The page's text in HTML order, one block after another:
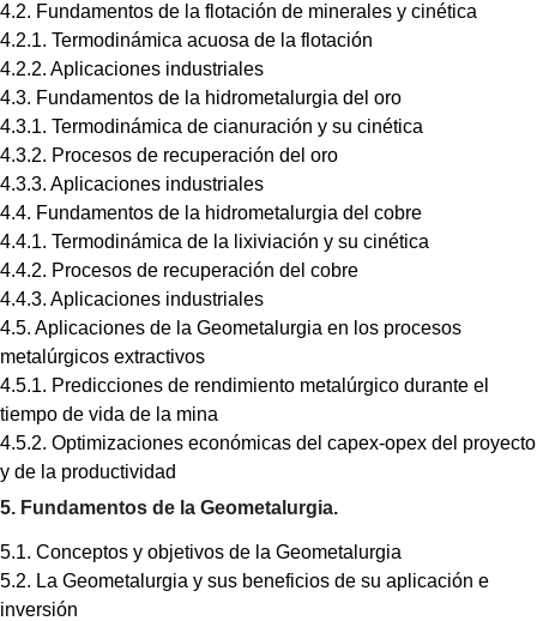
4.2. Fundamentos de la flotación de minerales y cinética
4.2.1. Termodinámica acuosa de la flotación
4.2.2. Aplicaciones industriales
4.3. Fundamentos de la hidrometalurgia del oro
4.3.1. Termodinámica de cianuración y su cinética
4.3.2. Procesos de recuperación del oro
4.3.3. Aplicaciones industriales
4.4. Fundamentos de la hidrometalurgia del cobre
4.4.1. Termodinámica de la lixiviación y su cinética
4.4.2. Procesos de recuperación del cobre
4.4.3. Aplicaciones industriales
4.5. Aplicaciones de la Geometalurgia en los procesos
metalúrgicos extractivos
4.5.1. Predicciones de rendimiento metalúrgico durante el
tiempo de vida de la mina
4.5.2. Optimizaciones económicas del capex-opex del proyecto
y de la productividad
5. Fundamentos de la Geometalurgia.
5.1. Conceptos y objetivos de la Geometalurgia
5.2. La Geometalurgia y sus beneficios de su aplicación e
inversión